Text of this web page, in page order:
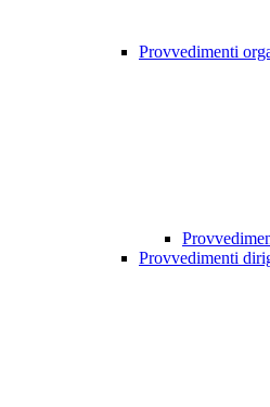
Provvedimenti
Provvedimenti